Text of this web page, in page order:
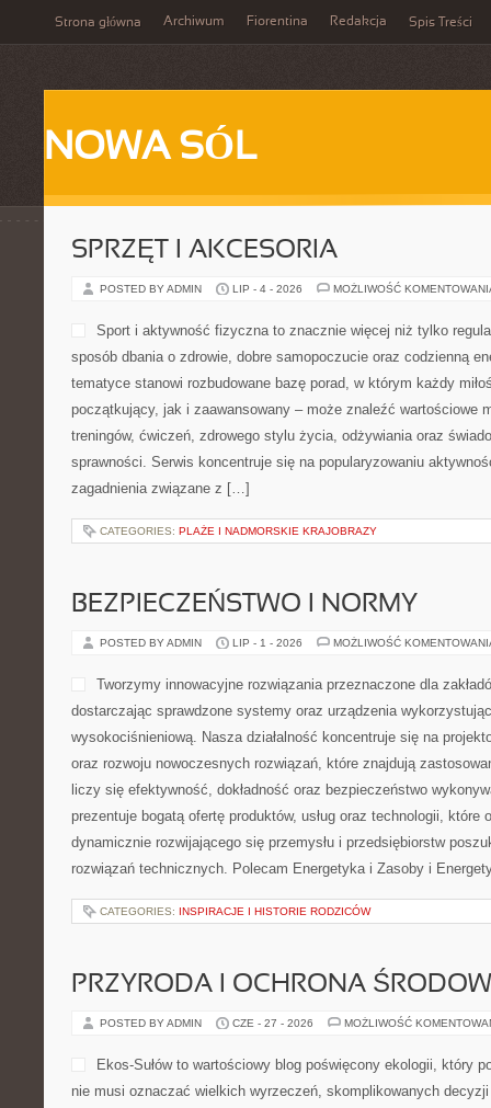
Strona główna Archiwum Fiorentina Redakcja Spis Treści
NOWA SÓL
SPRZĘT I AKCESORIA
POSTED BY ADMIN LIP - 4 - 2026 MOŻLIWOŚĆ
Sport i aktywność fizyczna to znacznie więcej niż tylko
sposób dbania o zdrowie, dobre samopoczucie oraz codzienną
tematyce stanowi rozbudowane bazę porad, w którym każdy
początkujący, jak i zaawansowany – może znaleźć wartościowe
treningów, ćwiczeń, zdrowego stylu życia, odżywiania oraz
sprawności. Serwis koncentruje się na popularyzowaniu
zagadnienia związane z […]
CATEGORIES: PLAŻE I NADMORSKIE KRAJOBRAZY
BEZPIECZEŃSTWO I NORMY
POSTED BY ADMIN LIP - 1 - 2026 MOŻLIWOŚĆ
Tworzymy innowacyjne rozwiązania przeznaczone dla
dostarczając sprawdzone systemy oraz urządzenia
wysokociśnieniową. Nasza działalność koncentruje się na
oraz rozwoju nowoczesnych rozwiązań, które znajdują
liczy się efektywność, dokładność oraz bezpieczeństwo
prezentuje bogatą ofertę produktów, usług oraz technologii, które
dynamicznie rozwijającego się przemysłu i przedsiębiorstw
rozwiązań technicznych. Polecam Energetyka i Zasoby i
CATEGORIES: INSPIRACJE I HISTORIE RODZICÓW
PRZYRODA I OCHRONA
POSTED BY ADMIN CZE - 27 - 2026 MOŻLIWOŚĆ
Ekos-Sułów to wartościowy blog poświęcony ekologii, który
nie musi oznaczać wielkich wyrzeczeń, skomplikowanych